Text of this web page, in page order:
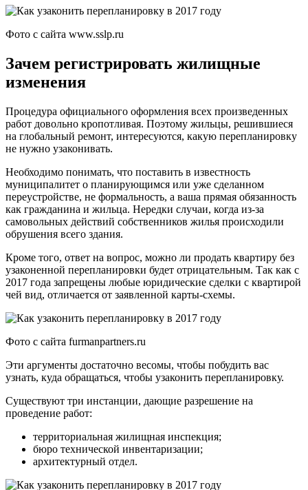
Фото с сайта www.sslp.ru
Зачем регистрировать жилищные
изменения
Процедура официального оформления всех произведенных
работ довольно кропотливая. Поэтому жильцы, решившиеся
на глобальный ремонт, интересуются, какую перепланировку
не нужно узаконивать.
Необходимо понимать, что поставить в известность
муниципалитет о планирующимся или уже сделанном
переустройстве, не формальность, а ваша прямая обязанность
как гражданина и жильца. Нередки случаи, когда из-за
самовольных действий собственников жилья происходили
обрушения всего здания.
Кроме того, ответ на вопрос, можно ли продать квартиру без
узаконенной перепланировки будет отрицательным. Так как с
2017 года запрещены любые юридические сделки с квартирой
чей вид, отличается от заявленной карты-схемы.
Фото с сайта furmanpartners.ru
Эти аргументы достаточно весомы, чтобы побудить вас
узнать, куда обращаться, чтобы узаконить перепланировку.
Существуют три инстанции, дающие разрешение на
проведение работ:
территориальная жилищная инспекция;
бюро технической инвентаризации;
архитектурный отдел.